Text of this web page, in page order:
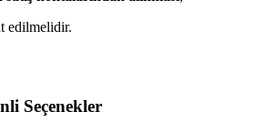
edilmelidir.
Seçenekler